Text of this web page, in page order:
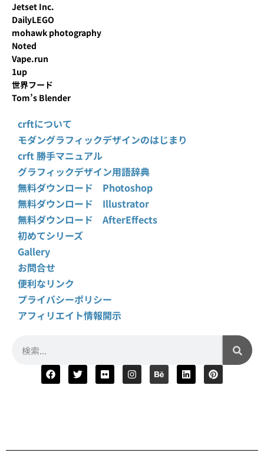
Jetset Inc.
DailyLEGO
mohawk photography
Noted
Vape.run
1up
世界フード
Tom’s Blender
crftについて
モダングラフィックデザインのはじまり
crft 勝手マニュアル
グラフィックデザイン用語辞典
無料ダウンロード Photoshop
無料ダウンロード Illustrator
無料ダウンロード AfterEffects
初めてシリーズ
Gallery
お問合せ
便利なリンク
プライバシーポリシー
アフィリエイト情報開示